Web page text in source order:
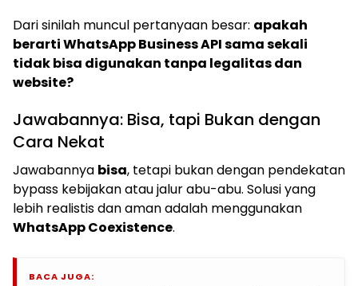
Dari sinilah muncul pertanyaan besar: apakah
berarti WhatsApp Business API sama sekali
tidak bisa digunakan tanpa legalitas dan
website?
Jawabannya: Bisa, tapi Bukan dengan
Cara Nekat
Jawabannya bisa, tetapi bukan dengan pendekatan
bypass kebijakan atau jalur abu-abu. Solusi yang
lebih realistis dan aman adalah menggunakan
WhatsApp Coexistence.
BACA JUGA: